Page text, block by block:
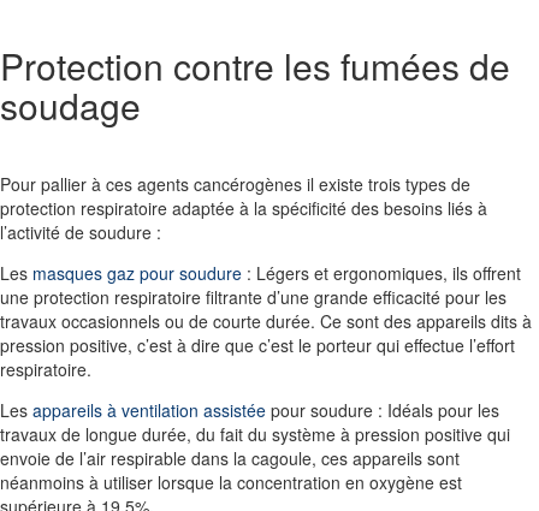
Protection contre les fumées de
soudage
Pour pallier à ces agents cancérogènes il existe trois types de
protection respiratoire adaptée à la spécificité des besoins liés à
l’activité de soudure :
Les masques gaz pour soudure : Légers et ergonomiques, ils offrent
une protection respiratoire filtrante d’une grande efficacité pour les
travaux occasionnels ou de courte durée. Ce sont des appareils dits à
pression positive, c’est à dire que c’est le porteur qui effectue l’effort
respiratoire.
Les appareils à ventilation assistée pour soudure : Idéals pour les
travaux de longue durée, du fait du système à pression positive qui
envoie de l’air respirable dans la cagoule, ces appareils sont
néanmoins à utiliser lorsque la concentration en oxygène est
supérieure à 19,5%.